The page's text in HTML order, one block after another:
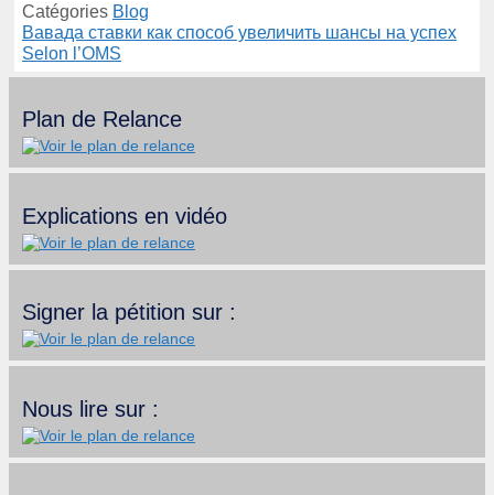
Catégories Blog
Вавада ставки как способ увеличить шансы на успех
Selon l’OMS
Plan de Relance
Explications en vidéo
Signer la pétition sur :
Nous lire sur :